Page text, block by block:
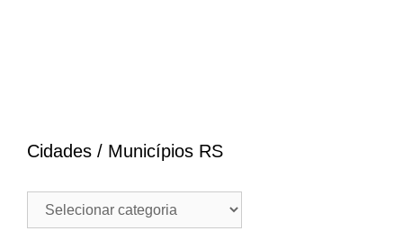
Cidades / Municípios RS
Cidades
Municípios